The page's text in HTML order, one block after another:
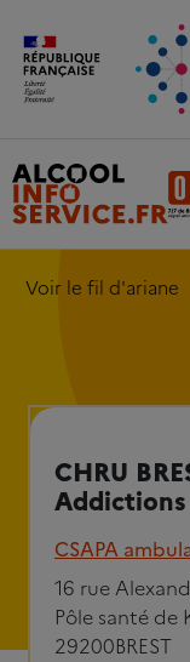
Aller au contenu
Voir le fil d'ariane
CHRU
Addictions
CSAPA
16 rue
Pôle santé de
29200BREST